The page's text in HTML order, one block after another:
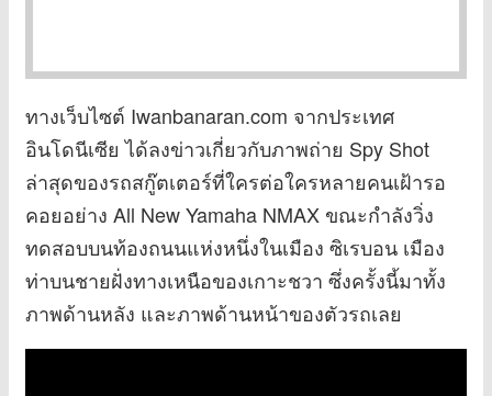
ทางเว็บไซต์ Iwanbanaran.com จากประเทศ
อินโดนีเซีย ได้ลงข่าวเกี่ยวกับภาพถ่าย Spy Shot
ล่าสุดของรถสกู๊ตเตอร์ที่ใครต่อใครหลายคนเฝ้ารอ
คอยอย่าง All New Yamaha NMAX ขณะกำลังวิ่ง
ทดสอบบนท้องถนนแห่งหนึ่งในเมือง ซิเรบอน เมือง
ท่าบนชายฝั่งทางเหนือของเกาะชวา ซึ่งครั้งนี้มาทั้ง
ภาพด้านหลัง และภาพด้านหน้าของตัวรถเลย